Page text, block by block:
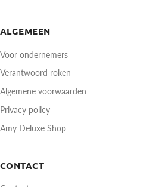
ALGEMEEN
Voor ondernemers
Verantwoord roken
Algemene voorwaarden
Privacy policy
Amy Deluxe Shop
CONTACT